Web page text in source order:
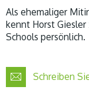
Als ehemaliger
kennt Horst Giesler
Schools persönlich.
Schreiben